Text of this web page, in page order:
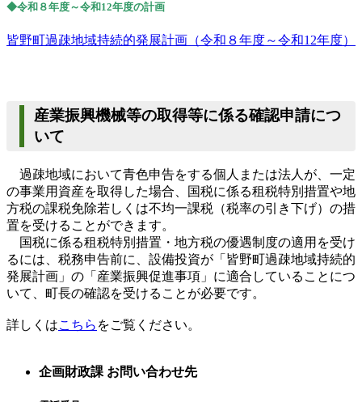
◆令和８年度～令和12年度の計画
皆野町過疎地域持続的発展計画（令和８年度～令和12年度）
産業振興機械等の取得等に係る確認申請につ
いて
過疎地域において青色申告をする個人または法人が、一定
の事業用資産を取得した場合、国税に係る租税特別措置や地
方税の課税免除若しくは不均一課税（税率の引き下げ）の措
置を受けることができます。
国税に係る租税特別措置・地方税の優遇制度の適用を受け
るには、税務申告前に、設備投資が「皆野町過疎地域持続的
発展計画」の「産業振興促進事項」に適合していることにつ
いて、町長の確認を受けることが必要です。
詳しくはこちら をご覧ください。
企画財政課 お問い合わせ先